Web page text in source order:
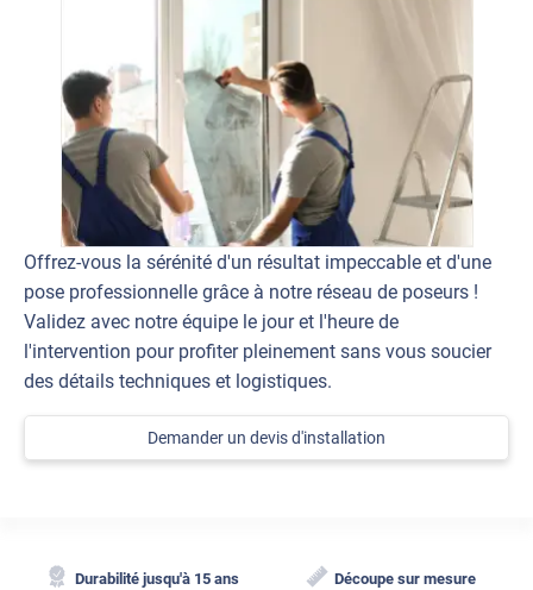
Offrez-vous la sérénité d'un résultat impeccable et d'une
pose professionnelle grâce à notre réseau de poseurs !
Validez avec notre équipe le jour et l'heure de
l'intervention pour profiter pleinement sans vous soucier
des détails techniques et logistiques.
Demander un devis d'installation
Durabilité jusqu'à 15 ans Découpe sur mesure